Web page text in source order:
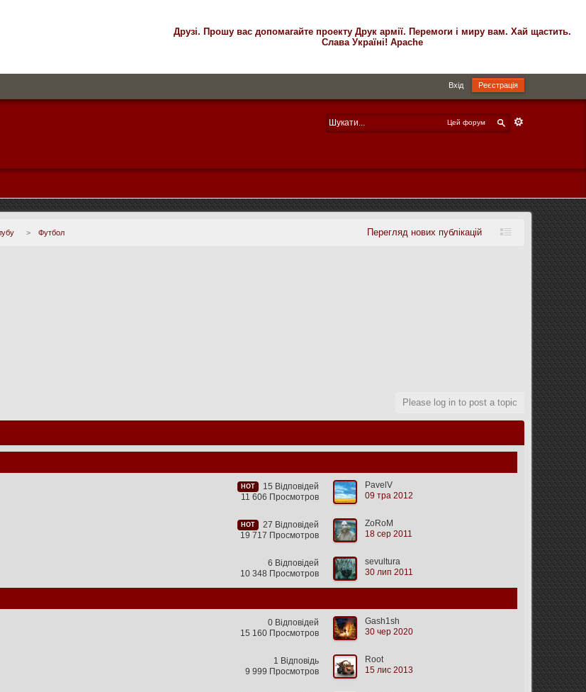
Друзі. Прошу вас допомагайте проекту Друк армії. Перемоги і миру вам. Хай щастить.
Слава Україні! Apache
Вхід Реєстрація
Цей форум
> Футбол Перегляд нових публікацій
Please log in to post a topic
HOT
15 Відповідей
11 606 Просмотров
PavelV
09 тра 2012
HOT
27 Відповідей
19 717 Просмотров
ZoRoM
18 сер 2011
6 Відповідей
10 348 Просмотров
sevultura
30 лип 2011
0 Відповідей
15 160 Просмотров
Gash1sh
30 чер 2020
1 Відповідь
9 999 Просмотров
Root
15 лис 2013